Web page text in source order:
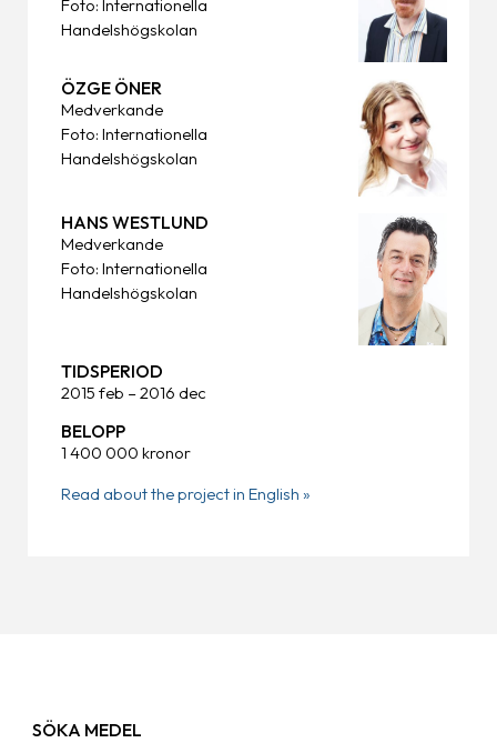
TIDSPERIOD
2015 feb – 2016 dec
BELOPP
1 400 000 kronor
Read about the project in English »
Foto: Internationella
Handelshögskolan
ÖZGE ÖNER
Medverkande
Foto: Internationella
Handelshögskolan
HANS WESTLUND
Medverkande
Foto: Internationella
Handelshögskolan
SÖKA MEDEL